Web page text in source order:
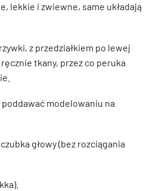
lekkie i zwiewne, same układają
z przedziałkiem po lewej
tkany, przez co peruka
modelowaniu na
głowy (bez rozciągania